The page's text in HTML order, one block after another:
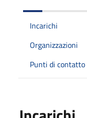
Incarichi
Organizzazioni
Punti di contatto